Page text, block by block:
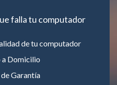
falla tu computador
de tu computador
a Domicilio
Garantía